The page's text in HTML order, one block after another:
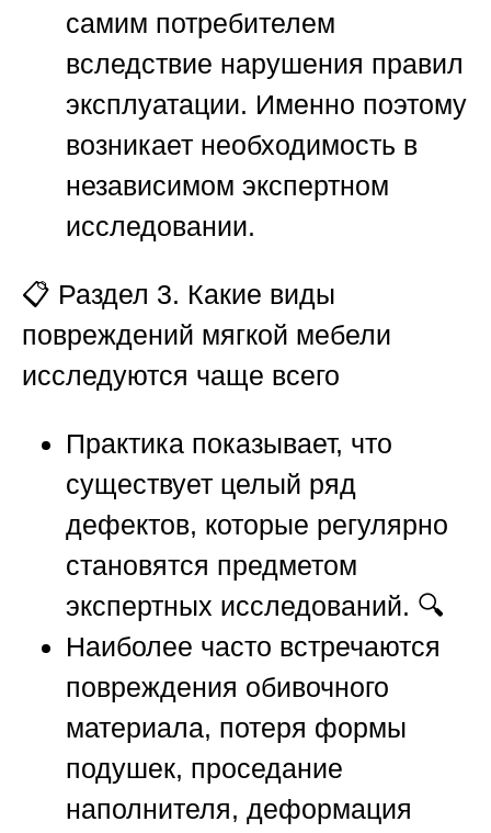
самим потребителем
вследствие нарушения правил
эксплуатации. Именно поэтому
возникает необходимость в
независимом экспертном
исследовании.
📋 Раздел 3. Какие виды
повреждений мягкой мебели
исследуются чаще всего
Практика показывает, что
существует целый ряд
дефектов, которые регулярно
становятся предметом
экспертных исследований. 🔍
Наиболее часто встречаются
повреждения обивочного
материала, потеря формы
подушек, проседание
наполнителя, деформация